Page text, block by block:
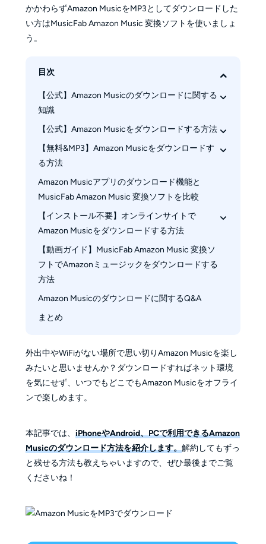
かかわらずAmazon MusicをMP3としてダウンロードした
い方はMusicFab Amazon Music 変換ソフトを使いましょ
う。
目次
【公式】Amazon Musicのダウンロードに関する
知識
ダウンロードできるのはAmazon Music
Unlimited
Amazon Music Primeも条件付きでダウンロード
Amazon Music Freeの場合はサードパーティ製
【公式】Amazon Musicをダウンロードする方法
iPhone/AndroidでAmazon Musicダウンロード機
能の使い方
Windows/MacでAmazon Musicダウンロード機
能の使い方
Amazon Musicダウンロードファイルの保存先
【無料&MP3】Amazon Musicをダウンロードす
る方法
MusicFab Amazon Music 変換ソフトがカバーで
きるAmazon Musicのデメリット
MusicFab Amazon Music 変換ソフトとは
MusicFab Amazon Music 変換ソフトでアマゾン
ミュージックをダウンロードする方法
Amazon Musicアプリのダウンロード機能と
MusicFab Amazon Music 変換ソフトを比較
【インストール不要】オンラインサイトで
Amazon Musicをダウンロードする方法
Amazon Music MP3 Downloader
【動画ガイド】MusicFab Amazon Music 変換ソ
フトでAmazonミュージックをダウンロードする
方法
Amazon Musicのダウンロードに関するQ&A
まとめ
外出中やWiFiがない場所で思い切りAmazon Musicを楽し
みたいと思いませんか？ダウンロードすればネット環境
を気にせず、いつでもどこでもAmazon Musicをオフライ
ンで楽しめます。
本記事では、 iPhoneやAndroid、PCで利用できるAmazon
Musicのダウンロード方法を紹介します。解約してもずっ
と残せる方法も教えちゃいますので、ぜひ最後までご覧
くださいね！